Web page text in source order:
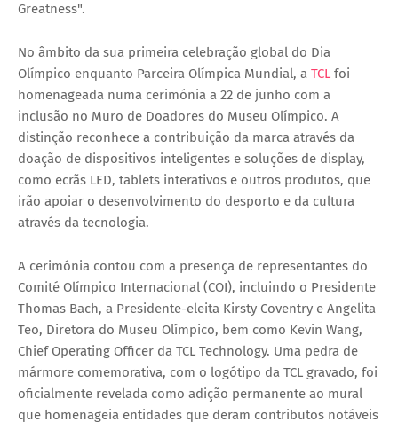
Greatness".
No âmbito da sua primeira celebração global do Dia
Olímpico enquanto Parceira Olímpica Mundial, a TCL foi
homenageada numa cerimónia a 22 de junho com a
inclusão no Muro de Doadores do Museu Olímpico. A
distinção reconhece a contribuição da marca através da
doação de dispositivos inteligentes e soluções de display,
como ecrãs LED, tablets interativos e outros produtos, que
irão apoiar o desenvolvimento do desporto e da cultura
através da tecnologia.
A cerimónia contou com a presença de representantes do
Comité Olímpico Internacional (COI), incluindo o Presidente
Thomas Bach, a Presidente-eleita Kirsty Coventry e Angelita
Teo, Diretora do Museu Olímpico, bem como Kevin Wang,
Chief Operating Officer da TCL Technology. Uma pedra de
mármore comemorativa, com o logótipo da TCL gravado, foi
oficialmente revelada como adição permanente ao mural
que homenageia entidades que deram contributos notáveis